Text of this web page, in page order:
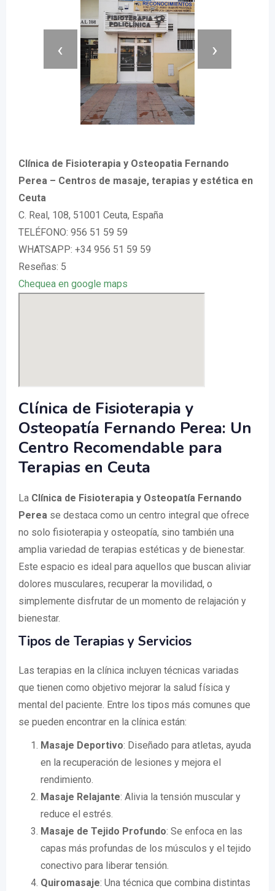
‹ ›
Clínica de Fisioterapia y Osteopatia Fernando
Perea – Centros de masaje, terapias y estética en
Ceuta
C. Real, 108, 51001 Ceuta, España
TELÉFONO: 956 51 59 59
WHATSAPP: +34 956 51 59 59
Reseñas: 5
Chequea en google maps
Clínica de Fisioterapia y
Osteopatía Fernando Perea: Un
Centro Recomendable para
Terapias en Ceuta
La Clínica de Fisioterapia y Osteopatía Fernando
Perea se destaca como un centro integral que ofrece
no solo fisioterapia y osteopatía, sino también una
amplia variedad de terapias estéticas y de bienestar.
Este espacio es ideal para aquellos que buscan aliviar
dolores musculares, recuperar la movilidad, o
simplemente disfrutar de un momento de relajación y
bienestar.
Tipos de Terapias y Servicios
Las terapias en la clínica incluyen técnicas variadas
que tienen como objetivo mejorar la salud física y
mental del paciente. Entre los tipos más comunes que
se pueden encontrar en la clínica están:
Masaje Deportivo: Diseñado para atletas, ayuda
en la recuperación de lesiones y mejora el
rendimiento.
Masaje Relajante: Alivia la tensión muscular y
reduce el estrés.
Masaje de Tejido Profundo: Se enfoca en las
capas más profundas de los músculos y el tejido
conectivo para liberar tensión.
Quiromasaje: Una técnica que combina distintas